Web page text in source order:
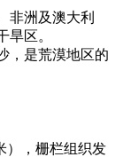
非洲及澳大利
旱区。
，是荒漠地区的
），栅栏组织发